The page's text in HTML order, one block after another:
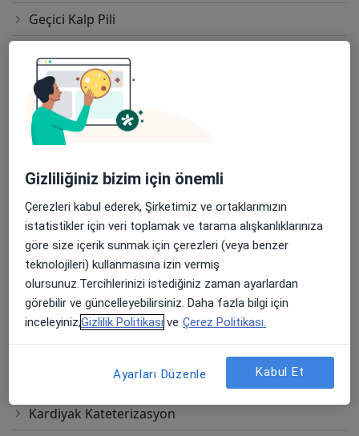
Geçici Kalp Pili
Holter Izlemi
Implante Edilebilen Kardiyoverter Defibrilatör (Icd)
Kalp Kapakçığı Tamiri
Kalp Kapağı Replasmanı
Kalp Nakli
Kalp Pili Takılması
Kalıcı Kalp Pili
Kan Basıncı (Tansiyon) Ölçümü
Kardiyak Anjiyografi
Kardiyak Kateterizasyon
Gizliliğiniz bizim için önemli
Çerezleri kabul ederek, Şirketimiz ve ortaklarımızın
istatistikler için veri toplamak ve tarama alışkanlıklarınıza
göre size içerik sunmak için çerezleri (veya benzer
teknolojileri) kullanmasına izin vermiş
olursunuz.Tercihlerinizi istediğiniz zaman ayarlardan
görebilir ve güncelleyebilirsiniz. Daha fazla bilgi için
inceleyiniz,Gizlilik Politikası ve Çerez Politikası.
Ayarları Düzenle Kabul Et